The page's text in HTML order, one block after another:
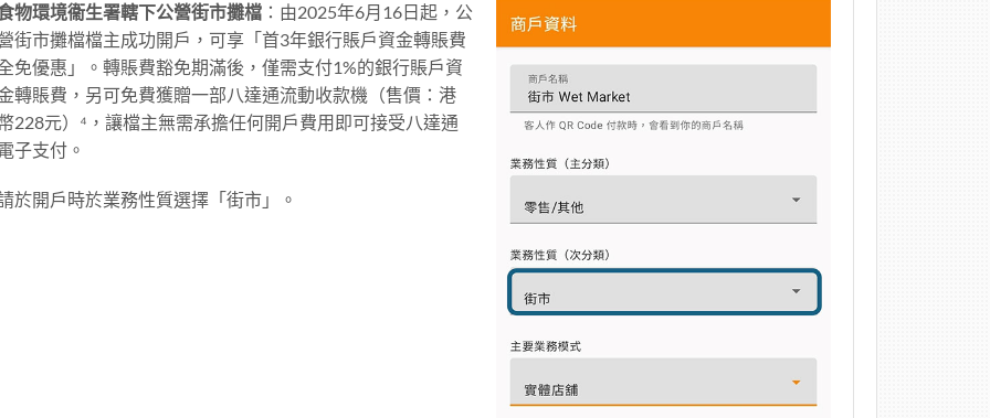
物環境衞生署轄下公營街市攤檔：由2025年6月16日起，公
街市攤檔檔主成功開戶，可享「首3年銀行賬戶資金轉賬費
免優惠」。轉賬費豁免期滿後，僅需支付1%的銀行賬戶資
轉賬費，另可免費獲贈一部八達通流動收款機（售價：港
228元）⁴，讓檔主無需承擔任何開戶費用即可接受八達通
子支付。
於開戶時於業務性質選擇「街市」。